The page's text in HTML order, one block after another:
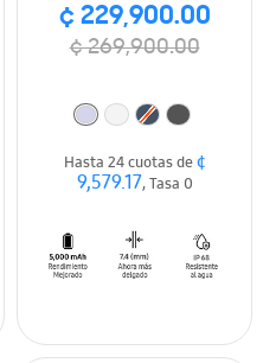
¢ 229,900.00
¢ 269,900.00
Hasta 24 cuotas de¢
9,579.17, Tasa 0